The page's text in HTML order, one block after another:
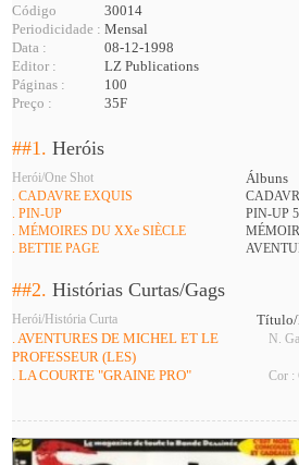
Código
30014
Periodicidade : Mensal
Data :
08-12-1998
Editor :
LZ Publications
Páginas :
100
Preço :
35F
##1.Heróis
Herói/One Shot Álbuns
. CADAVRE EXQUIS
. PIN-UP PIN-UP
. MÉMOIRES DU XXe SIÈCLE
. BETTIE PAGE
##2.Histórias Curtas/Gags
Herói/História Curta
Título/
. AVENTURES DE MICHEL ET LE
PROFESSEUR (LES)
N.
. LA COURTE "GRAINE PRO" Cor :